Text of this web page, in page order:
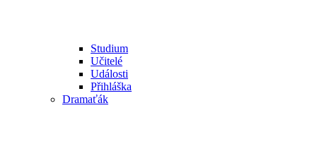
Studium
Učitelé
Události
Přihláška
Dramaťák